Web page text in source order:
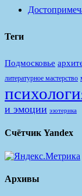
Теги
Подмосковье
литературное мастерство
и эмоции эзотерика
Счётчик Yandex
Архивы